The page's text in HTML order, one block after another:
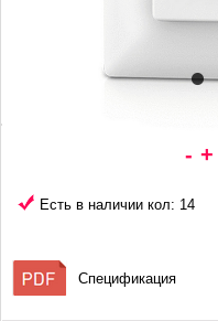
- +
Есть в наличии кол: 14
Спецификация